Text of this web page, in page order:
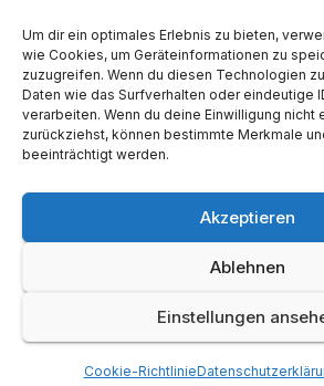
Um dir ein optimales Erlebnis zu bieten,
wie Cookies, um Geräteinformationen zu
zuzugreifen. Wenn du diesen Technologien
Daten wie das Surfverhalten oder eindeutige
verarbeiten. Wenn du deine Einwilligung nicht
zurückziehst, können bestimmte Merkmale
beeinträchtigt werden.
Akzeptieren
Ablehnen
Einstellungen
Cookie-Richtlinie
Kommentierung speichern.
News